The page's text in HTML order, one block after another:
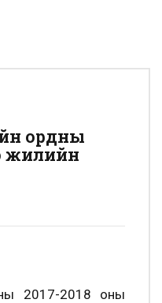
ордны
жилийн
2017-2018 оны